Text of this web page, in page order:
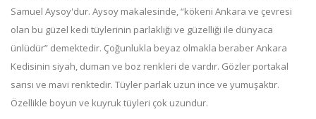
Samuel Aysoy'dur. Aysoy makalesinde, “kökeni Ankara ve çevresi
olan bu güzel kedi tüylerinin parlaklığı ve güzelliği ile dünyaca
ünlüdür” demektedir. Çoğunlukla beyaz olmakla beraber Ankara
Kedisinin siyah, duman ve boz renkleri de vardır. Gözler portakal
sarısı ve mavi renktedir. Tüyler parlak uzun ince ve yumuşaktır.
Özellikle boyun ve kuyruk tüyleri çok uzundur.